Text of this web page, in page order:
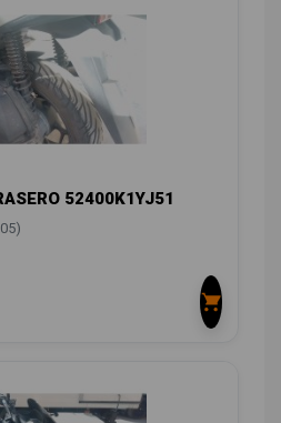
52400K1YJ51